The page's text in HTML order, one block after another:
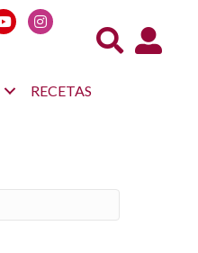
Acceso
RECETAS